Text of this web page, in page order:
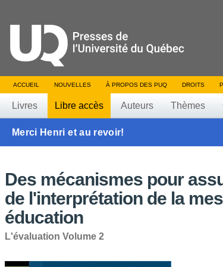
ACCUEIL NOUVELLES À PROPOS DES PUQ DROITS
Livres Libre accès Auteurs Thèmes
Merci Henri et au revoir!
Des mécanismes pour
de l'interprétation de la
éducation
L'évaluation Volume 2